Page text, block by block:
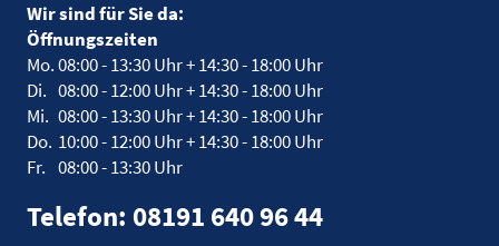
Wir sind für Sie da:
Öffnungszeiten
Mo.08:00 - 13:30 Uhr +14:30 - 18:00 Uhr
Di. 08:00 - 12:00 Uhr +14:30 - 18:00 Uhr
Mi. 08:00 - 13:30 Uhr +14:30 - 18:00 Uhr
Do. 10:00 - 12:00 Uhr +14:30 - 18:00 Uhr
Fr. 08:00 - 13:30 Uhr
Telefon: 08191 640 96 44